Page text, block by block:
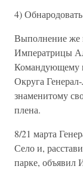
4)
Выполнение же
Императрицы
Командующему
Округа
знаменитому
плена.
8/21 марта
Село и,
парке, объявил